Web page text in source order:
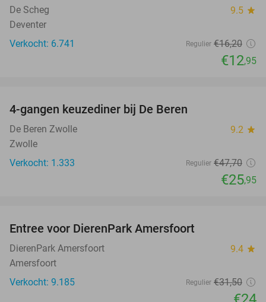
De Scheg 9.5 star
Deventer
Verkocht: 6.741
Regulier €16,20
€12,95
4-gangen keuzediner bij De Beren
De Beren Zwolle 9.2 star
Zwolle
Verkocht: 1.333
Regulier €47,70
€25,95
Entree voor DierenPark Amersfoort
DierenPark Amersfoort 9.4 star
Amersfoort
Verkocht: 9.185
Regulier €31,50